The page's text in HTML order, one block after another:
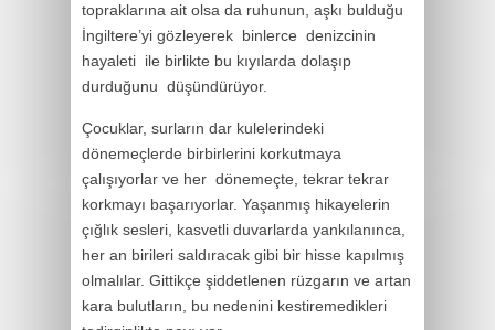
topraklarına ait olsa da ruhunun, aşkı bulduğu
İngiltere’yi gözleyerek binlerce denizcinin
hayaleti ile birlikte bu kıyılarda dolaşıp
durduğunu düşündürüyor.
Çocuklar, surların dar kulelerindeki
dönemeçlerde birbirlerini korkutmaya
çalışıyorlar ve her dönemeçte, tekrar tekrar
korkmayı başarıyorlar. Yaşanmış hikayelerin
çığlık sesleri, kasvetli duvarlarda yankılanınca,
her an birileri saldıracak gibi bir hisse kapılmış
olmalılar. Gittikçe şiddetlenen rüzgarın ve artan
kara bulutların, bu nedenini kestiremedikleri